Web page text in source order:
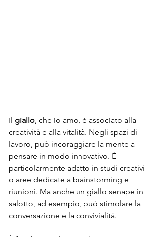
Il giallo , che io amo, è associato alla
creatività e alla vitalità. Negli spazi di
lavoro, può incoraggiare la mente a
pensare in modo innovativo. È
particolarmente adatto in studi creativi
o aree dedicate a brainstorming e
riunioni. Ma anche un giallo senape in
salotto, ad esempio, può stimolare la
conversazione e la convivialità.